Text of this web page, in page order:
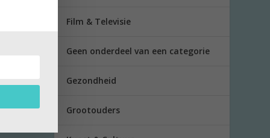
Film & Televisie
Geen onderdeel van een categorie
Gezondheid
Grootouders